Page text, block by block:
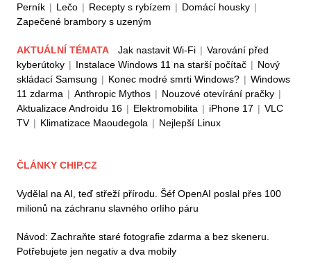
Perník | Lečo | Recepty s rybízem | Domácí housky |
Zapečené brambory s uzeným
AKTUÁLNÍ TÉMATA Jak nastavit Wi-Fi | Varování před
kyberútoky | Instalace Windows 11 na starší počítač | Nový
skládací Samsung | Konec modré smrti Windows? | Windows
11 zdarma | Anthropic Mythos | Nouzové otevírání pračky |
Aktualizace Androidu 16 | Elektromobilita | iPhone 17 | VLC
TV | Klimatizace Maoudegola | Nejlepší Linux
ČLÁNKY CHIP.CZ
Vydělal na AI, teď střeží přírodu. Šéf OpenAI poslal přes 100
milionů na záchranu slavného orlího páru
Návod: Zachraňte staré fotografie zdarma a bez skeneru.
Potřebujete jen negativ a dva mobily